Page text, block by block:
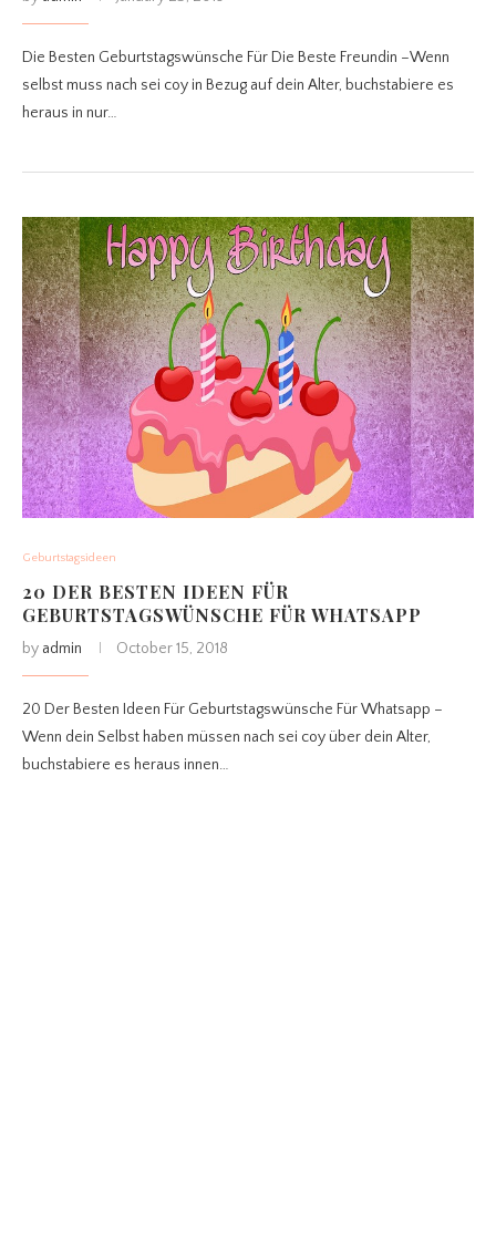
Die Besten Geburtstagswünsche Für Die Beste Freundin –Wenn
selbst muss nach sei coy in Bezug auf dein Alter, buchstabiere es
heraus in nur…
Geburtstagsideen
20 DER BESTEN IDEEN FÜR
GEBURTSTAGSWÜNSCHE FÜR WHATSAPP
by admin October 15, 2018
20 Der Besten Ideen Für Geburtstagswünsche Für Whatsapp –
Wenn dein Selbst haben müssen nach sei coy über dein Alter,
buchstabiere es heraus innen…